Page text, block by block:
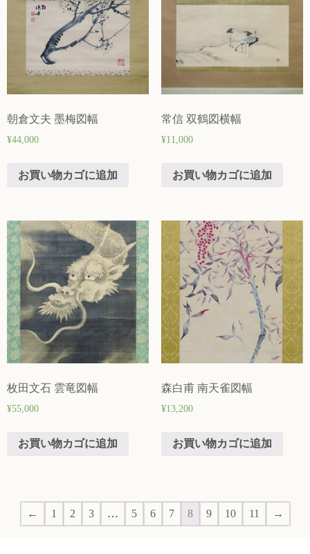
朝倉文夫 墨梅図幅
¥44,000
お買い物カゴに追加
常信 双鶴図横幅
¥11,000
お買い物カゴに追加
枚田文石 雲竜図幅
¥55,000
お買い物カゴに追加
森白甫 南天雀図幅
¥13,200
お買い物カゴに追加
← 1 2 3 … 5 6 7 8 9 10 11 →